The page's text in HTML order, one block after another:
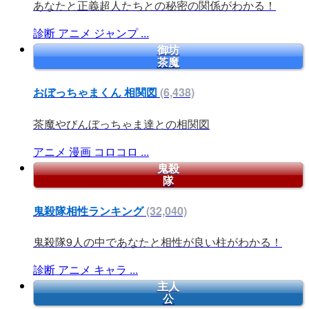
あなたと正義超人たちとの秘密の関係がわかる！
診断 アニメ ジャンプ ...
御坊
茶魔
おぼっちゃまくん 相関図 (6,438)
茶魔やびんぼっちゃま達との相関図
アニメ 漫画 コロコロ ...
鬼殺
隊
鬼殺隊相性ランキング(32,040)
鬼殺隊9人の中であなたと相性が良い柱がわかる！
診断 アニメ キャラ ...
主人
公